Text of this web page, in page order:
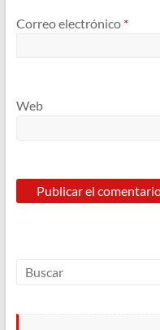
Correo electrónico *
Web